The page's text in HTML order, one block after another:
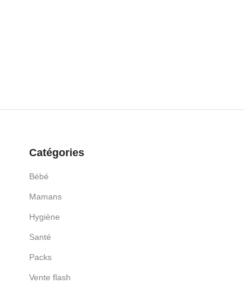
Catégories
Bébé
Mamans
Hygiène
Santé
Packs
Vente flash